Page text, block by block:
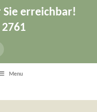
erreichbar!
Menu